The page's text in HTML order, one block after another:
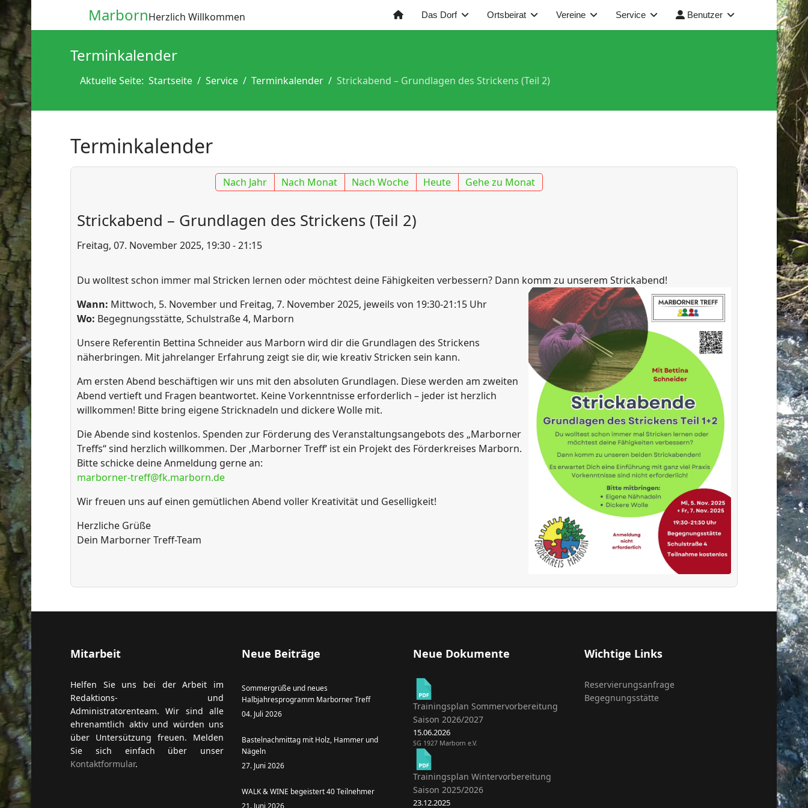
MarbornHerzlich Willkommen Das Dorf Ortsbeirat Vereine Service Benutzer
Terminkalender
Aktuelle Seite: Startseite Service Terminkalender Strickabend – Grundlagen des Strickens (Teil 2)
Terminkalender
Nach Jahr Nach Monat Nach Woche Heute Gehe zu Monat
Strickabend – Grundlagen des Strickens (Teil 2)
Freitag, 07. November 2025, 19:30 - 21:15
Du wolltest schon immer mal Stricken lernen oder möchtest deine Fähigkeiten verbessern? Dann komm zu unserem Strickabend!
Wann: Mittwoch, 5. November und Freitag, 7. November 2025, jeweils von 19:30-21:15 Uhr
Wo: Begegnungsstätte, Schulstraße 4, Marborn
Unsere Referentin Bettina Schneider aus Marborn wird dir die Grundlagen des Strickens
näherbringen. Mit jahrelanger Erfahrung zeigt sie dir, wie kreativ Stricken sein kann.
Am ersten Abend beschäftigen wir uns mit den absoluten Grundlagen. Diese werden am zweiten
Abend vertieft und Fragen beantwortet. Keine Vorkenntnisse erforderlich – jeder ist herzlich
willkommen! Bitte bring eigene Stricknadeln und dickere Wolle mit.
Die Abende sind kostenlos. Spenden zur Förderung des Veranstaltungsangebots des „Marborner
Treffs“ sind herzlich willkommen. Der ‚Marborner Treff‘ ist ein Projekt des Förderkreises Marborn.
Bitte schicke deine Anmeldung gerne an:
marborner-treff@fk.marborn.de
Wir freuen uns auf einen gemütlichen Abend voller Kreativität und Geselligkeit!
Herzliche Grüße
Dein Marborner Treff-Team
Mitarbeit
Helfen Sie uns bei der Arbeit im
Redaktions- und
Administratorenteam. Wir sind alle
ehrenamtlich aktiv und würden uns
über Untersützung freuen. Melden
Sie sich einfach über unser
Kontaktformular.
Neue Beiträge
Sommergrüße und neues
Halbjahresprogramm Marborner Treff
04. Juli 2026
Bastelnachmittag mit Holz, Hammer und
Nägeln
27. Juni 2026
WALK & WINE begeistert 40 Teilnehmer
21. Juni 2026
Neue Dokumente
Trainingsplan Sommervorbereitung
Saison 2026/2027
15.06.2026
SG 1927 Marborn e.V.
Trainingsplan Wintervorbereitung
Saison 2025/2026
23.12.2025
Wichtige Links
Reservierungsanfrage
Begegnungsstätte
anzeigen